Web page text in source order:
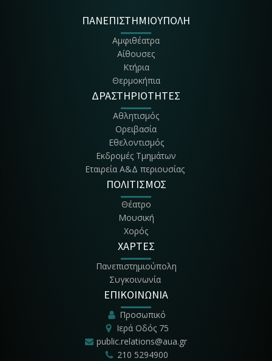
ΠΑΝΕΠΙΣΤΗΜΙΟΥΠΟΛΗ
Αμφιθέατρα
Αίθουσες
Κτήρια
Θερμοκήπια
ΔΡΑΣΤΗΡΙΟΤΗΤΕΣ
Αθλητισμός
Ορειβασία
Εθελοντισμός
Εκδρομές Τμημάτων
Εταιρεία Α&Δ περιουσίας
ΠΟΛΙΤΙΣΜΟΣ
Θέατρο
Μουσική
Χορός
ΧΑΡΤΕΣ
Πανεπιστημιούπολη
Συγκοινωνία
ΕΠΙΚΟΙΝΩΝΙΑ
Προσωπικό
Ιερά Οδός 75
public.relations@aua.gr
210 5294900